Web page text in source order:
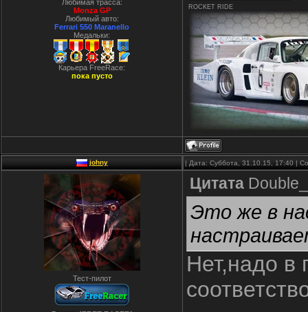
Любимая трасса:
Monza GP
Любимый авто:
Ferrari 550 Maranello
Медальки:
Карьера FreeRace:
пока пусто
ROCKET RIDE
johny | Дата: Суббота, 31.10.15, 17:40 |
Тест-пилот
Цитата
Это же в
Нет,надо в